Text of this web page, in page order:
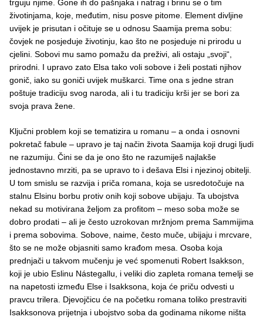
trguju njime. Gone ih do pašnjaka i natrag i brinu se o tim
životinjama, koje, međutim, nisu posve pitome. Element divljine
uvijek je prisutan i očituje se u odnosu Saamija prema sobu:
čovjek ne posjeduje životinju, kao što ne posjeduje ni prirodu u
cjelini. Sobovi mu samo pomažu da preživi, ali ostaju „svoji“,
prirodni. I upravo zato Elsa tako voli sobove i želi postati njihov
gonič, iako su goniči uvijek muškarci. Time ona s jedne stran
poštuje tradiciju svog naroda, ali i tu tradiciju krši jer se bori za
svoja prava žene.
Ključni problem koji se tematizira u romanu – a onda i osnovni
pokretač fabule – upravo je taj način života Saamija koji drugi ljudi
ne razumiju. Čini se da je ono što ne razumiješ najlakše
jednostavno mrziti, pa se upravo to i dešava Elsi i njezinoj obitelji.
U tom smislu se razvija i priča romana, koja se usredotočuje na
stalnu Elsinu borbu protiv onih koji sobove ubijaju. Ta ubojstva
nekad su motivirana željom za profitom – meso soba može se
dobro prodati – ali je često uzrokovan mržnjom prema Sammijima
i prema sobovima. Sobove, naime, često muče, ubijaju i mrcvare,
što se ne može objasniti samo krađom mesa. Osoba koja
prednjači u takvom mučenju je već spomenuti Robert Isakkson,
koji je ubio Eslinu Nástegallu, i veliki dio zapleta romana temelji se
na napetosti između Else i Isakksona, koja će priču odvesti u
pravcu trilera. Djevojčicu će na početku romana toliko prestraviti
Isakksonova prijetnja i ubojstvo soba da godinama nikome ništa